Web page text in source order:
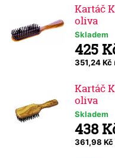
Kartáč
oliva
Skladem
425
351,24 Kč
Kartáč
oliva
Skladem
438
361,98 Kč